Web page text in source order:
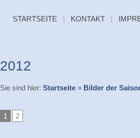
STARTSEITE | KONTAKT |
2012
Sie sind hier: Startseite » Bilder der
1 2